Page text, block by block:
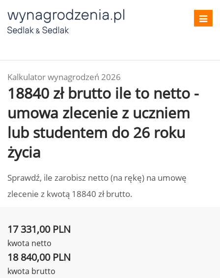
Kalkulator wynagrodzeń 2026
18840 zł brutto ile to netto -
umowa zlecenie z uczniem
lub studentem do 26 roku
życia
Sprawdź, ile zarobisz netto (na rękę) na umowę
zlecenie z kwotą 18840 zł brutto.
17 331,00 PLN
kwota netto
18 840,00 PLN
kwota brutto